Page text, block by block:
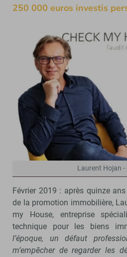
250 000 euros investis
Laurent Hojan -
Février 2019 : après quinze
de la promotion immobilière,
my House, entreprise
technique pour les biens
l’époque, un défaut
m’empêcher de regarder les